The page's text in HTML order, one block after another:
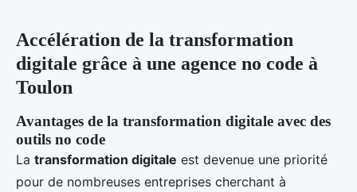
Accélération de la transformation
digitale grâce à une agence no code à
Toulon
Avantages de la transformation digitale avec des
outils no code
La transformation digitale est devenue une priorité
pour de nombreuses entreprises cherchant à